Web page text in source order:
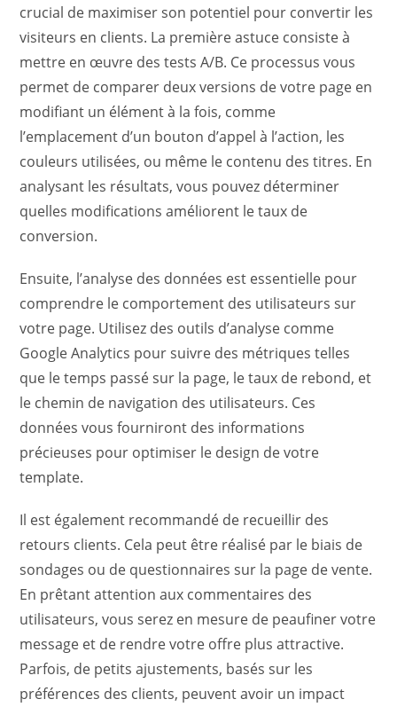
crucial de maximiser son potentiel pour convertir les
visiteurs en clients. La première astuce consiste à
mettre en œuvre des tests A/B. Ce processus vous
permet de comparer deux versions de votre page en
modifiant un élément à la fois, comme
l’emplacement d’un bouton d’appel à l’action, les
couleurs utilisées, ou même le contenu des titres. En
analysant les résultats, vous pouvez déterminer
quelles modifications améliorent le taux de
conversion.
Ensuite, l’analyse des données est essentielle pour
comprendre le comportement des utilisateurs sur
votre page. Utilisez des outils d’analyse comme
Google Analytics pour suivre des métriques telles
que le temps passé sur la page, le taux de rebond, et
le chemin de navigation des utilisateurs. Ces
données vous fourniront des informations
précieuses pour optimiser le design de votre
template.
Il est également recommandé de recueillir des
retours clients. Cela peut être réalisé par le biais de
sondages ou de questionnaires sur la page de vente.
En prêtant attention aux commentaires des
utilisateurs, vous serez en mesure de peaufiner votre
message et de rendre votre offre plus attractive.
Parfois, de petits ajustements, basés sur les
préférences des clients, peuvent avoir un impact